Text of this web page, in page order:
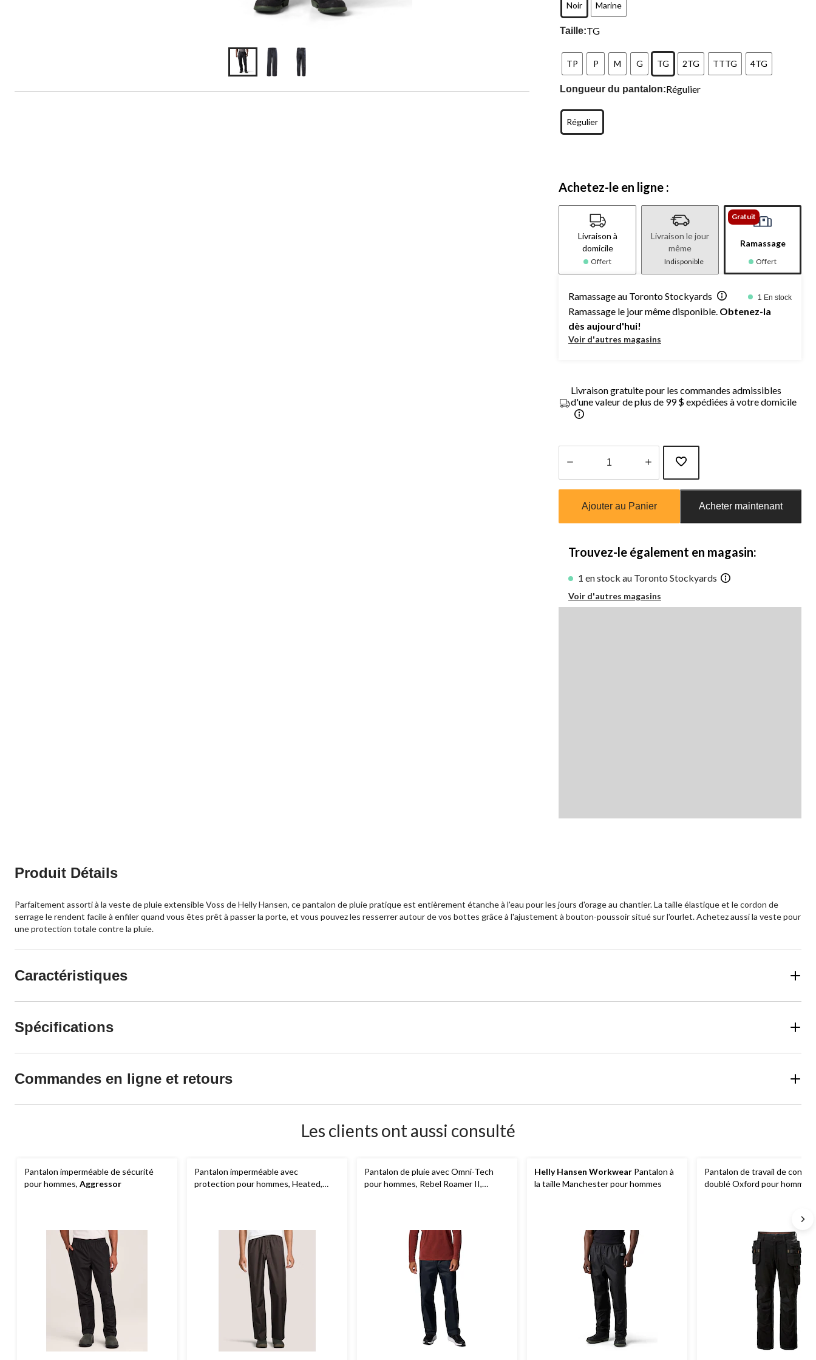
Noir Marine
Taille:TG
TP P M G TG 2TG TTTG 4TG
Longueur du pantalon:Régulier
Régulier
Achetez-le en ligne :
Livraison à
domicile
Offert
Livraison le jour
même
Indisponible
Gratuit
Ramassage
Offert
Ramassage au Toronto Stockyards 1 En stock
Ramassage le jour même disponible. Obtenez-la
dès aujourd'hui!
Voir d'autres magasins
Livraison gratuite pour les commandes admissibles
d'une valeur de plus de 99 $ expédiées à votre domicile
jour
Ajouter au Panier Acheter maintenant
Trouvez-le également en magasin:
1 en stock au Toronto Stockyards
Voir d'autres magasins
Produit Détails
Parfaitement assorti à la veste de pluie extensible Voss de Helly Hansen, ce pantalon de pluie pratique est entièrement étanche à l'eau pour les jours d'orage au chantier. La taille élastique et le cordon de
serrage le rendent facile à enfiler quand vous êtes prêt à passer la porte, et vous pouvez les resserrer autour de vos bottes grâce à l'ajustement à bouton-poussoir situé sur l'ourlet. Achetez aussi la veste pour
une protection totale contre la pluie.
Caractéristiques
Spécifications
Commandes en ligne et retours
Les clients ont aussi consulté
Pantalon imperméable de sécurité
pour hommes, Aggressor
Pantalon imperméable avec
protection pour hommes, Heated,
Pantalon de pluie avec Omni-Tech
pour hommes, Rebel Roamer II,
Helly Hansen Workwear Pantalon à
la taille Manchester pour hommes
Pantalon de travail de
doublé Oxford pour hommes,